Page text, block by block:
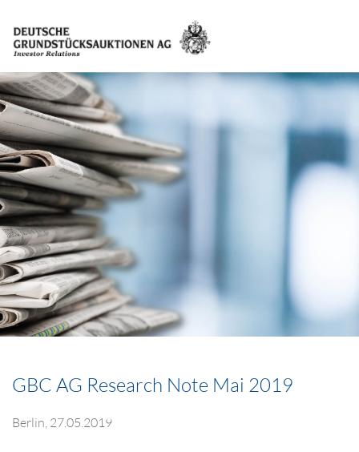
GBC AG Research Note Mai 2019
Berlin, 27.05.2019